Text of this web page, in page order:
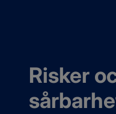
Risker